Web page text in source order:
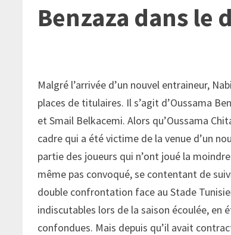
Benzaza dans le
Malgré l’arrivée d’un nouvel entraineur,
places de titulaires. Il s’agit d’Oussama
et Smail Belkacemi. Alors qu’Oussama
cadre qui a été victime de la venue d’un
partie des joueurs qui n’ont joué la
même pas convoqué, se contentant de
double confrontation face au Stade
indiscutables lors de la saison écoulée,
confondues. Mais depuis qu’il avait